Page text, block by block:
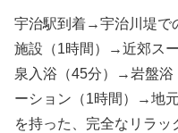
宇治駅到着→宇治川堤で
施設（1時間）→近郊ス
泉入浴（45分）→岩盤
ーション（1時間）→地
を持った、完全なリラッ